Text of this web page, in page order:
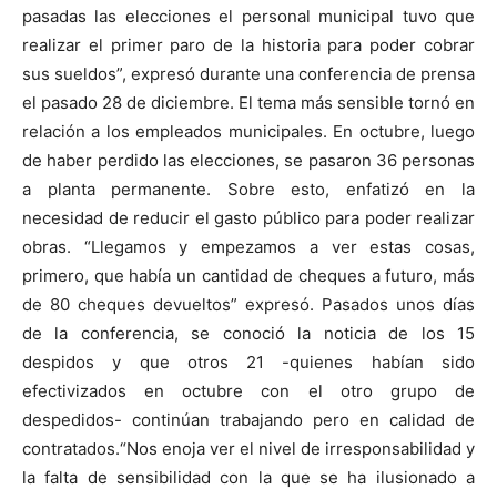
pasadas las elecciones el personal municipal tuvo que
realizar el primer paro de la historia para poder cobrar
sus sueldos”, expresó durante una conferencia de prensa
el pasado 28 de diciembre. El tema más sensible tornó en
relación a los empleados municipales. En octubre, luego
de haber perdido las elecciones, se pasaron 36 personas
a planta permanente. Sobre esto, enfatizó en la
necesidad de reducir el gasto público para poder realizar
obras. “Llegamos y empezamos a ver estas cosas,
primero, que había un cantidad de cheques a futuro, más
de 80 cheques devueltos” expresó. Pasados unos días
de la conferencia, se conoció la noticia de los 15
despidos y que otros 21 -quienes habían sido
efectivizados en octubre con el otro grupo de
despedidos- continúan trabajando pero en calidad de
contratados.“Nos enoja ver el nivel de irresponsabilidad y
la falta de sensibilidad con la que se ha ilusionado a